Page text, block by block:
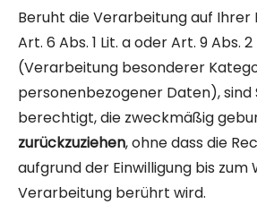
Beruht die Verarbeitung auf Ihrer
Art. 6 Abs. 1 Lit. a oder Art. 9 Abs. 2
(Verarbeitung besonderer
personenbezogener Daten), sind
berechtigt, die zweckmäßig
zurückzuziehen, ohne dass die
aufgrund der Einwilligung bis
Verarbeitung berührt wird.